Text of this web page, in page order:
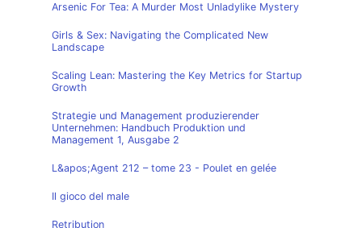
Arsenic For Tea: A Murder Most Unladylike Mystery
Girls & Sex: Navigating the Complicated New
Landscape
Scaling Lean: Mastering the Key Metrics for Startup
Growth
Strategie und Management produzierender
Unternehmen: Handbuch Produktion und
Management 1, Ausgabe 2
L&apos;Agent 212 – tome 23 - Poulet en gelée
Il gioco del male
Retribution